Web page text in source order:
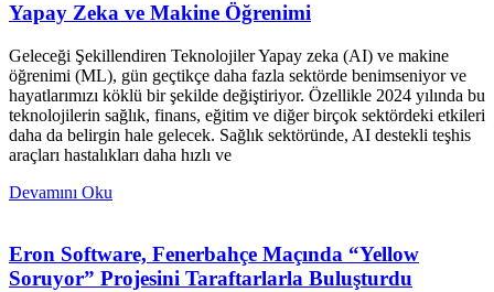
Yapay Zeka ve Makine Öğrenimi
Geleceği Şekillendiren Teknolojiler Yapay zeka (AI) ve makine
öğrenimi (ML), gün geçtikçe daha fazla sektörde benimseniyor ve
hayatlarımızı köklü bir şekilde değiştiriyor. Özellikle 2024 yılında bu
teknolojilerin sağlık, finans, eğitim ve diğer birçok sektördeki etkileri
daha da belirgin hale gelecek. Sağlık sektöründe, AI destekli teşhis
araçları hastalıkları daha hızlı ve
Devamını Oku
Eron Software, Fenerbahçe Maçında “Yellow
Soruyor” Projesini Taraftarlarla Buluşturdu